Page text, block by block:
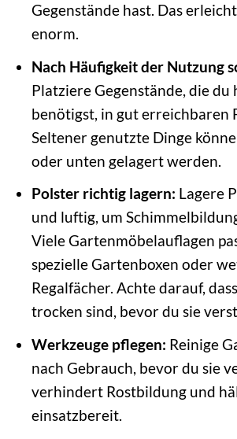
Gegenstände hast. Das
enorm.
Nach Häufigkeit der Nutzung
Platziere Gegenstände, die du
benötigst, in gut erreichbaren
Seltener genutzte Dinge
oder unten gelagert werden.
Polster richtig lagern: Lagere
und luftig, um
Viele Gartenmöbelauflagen
spezielle Gartenboxen oder
Regalfächer. Achte darauf,
trocken sind, bevor du sie
Werkzeuge pflegen: Reinige
nach Gebrauch, bevor du sie
verhindert Rostbildung und
einsatzbereit.